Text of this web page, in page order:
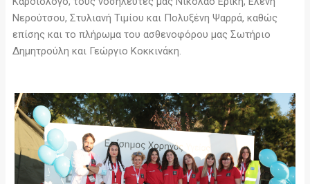
Νερούτσου, Στυλιανή Τιμίου και Πολυξένη Ψαρρά, καθώς
επίσης και το πλήρωμα του ασθενοφόρου μας Σωτήριο
Δημητρούλη και Γεώργιο Κοκκινάκη.